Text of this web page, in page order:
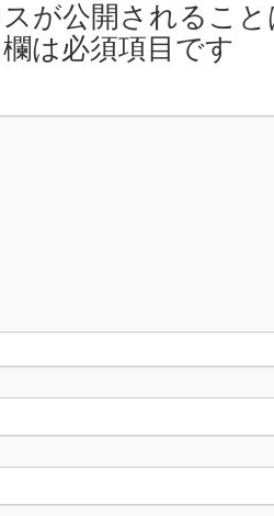
が公開されるこ
は必須項目です